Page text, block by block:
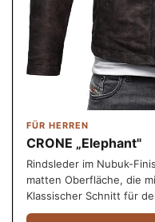
FÜR HERREN
CRONE „Elephant"
Rindsleder im Nubuk-
matten Oberfläche, die
Klassischer Schnitt für